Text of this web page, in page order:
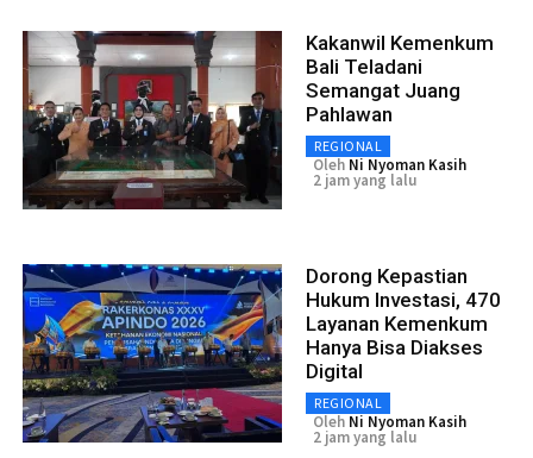
Kakanwil Kemenkum
Bali Teladani
Semangat Juang
Pahlawan
REGIONAL
Oleh Ni Nyoman Kasih
2 jam yang lalu
Dorong Kepastian
Hukum Investasi, 470
Layanan Kemenkum
Hanya Bisa Diakses
Digital
REGIONAL
Oleh Ni Nyoman Kasih
2 jam yang lalu